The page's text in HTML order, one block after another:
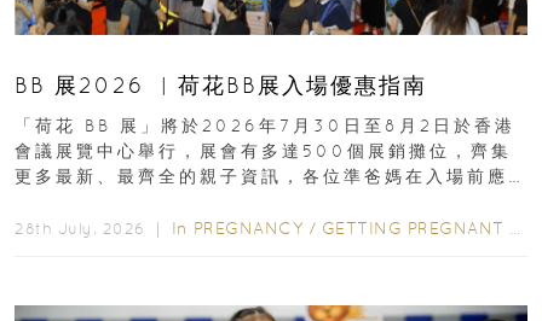
BB 展2026 ︳荷花BB展入場優惠指南
「荷花 BB 展」將於2026年7月30日至8月2日於香港
會議展覽中心舉行，展會有多達500個展銷攤位，齊集
更多最新、最齊全的親子資訊，各位準爸媽在入場前應
28th July, 2026 ｜ In PREGNANCY / GETTING PREGNANT